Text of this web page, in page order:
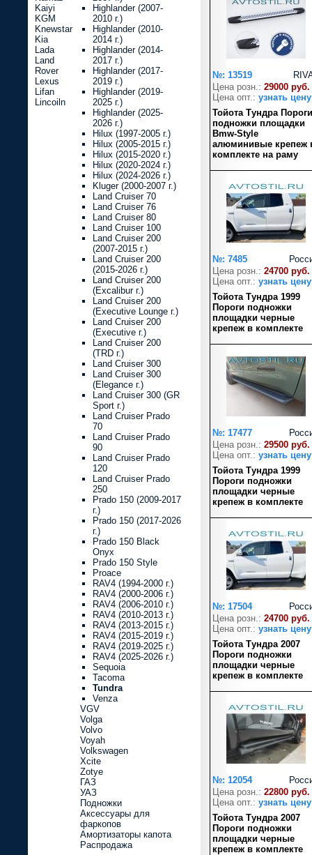
№: 13519
Цена розн.: 29000 руб.
Цена опт.: узнать цену
Тойота Тундра Пороги
подножки площадки
Bmw-Style
алюминивые крепеж
комплекте на раму
№: 7485
Цена розн.: 24700 руб.
Цена опт.: узнать цену
Тойота Тундра 1999
Пороги подножки
площадки черные
крепеж в комплекте
№: 17477
Цена розн.: 29500 руб.
Цена опт.: узнать цену
Тойота Тундра 1999
Пороги подножки
площадки черные
крепеж в комплекте
№: 17504
Цена розн.: 24700 руб.
Цена опт.: узнать цену
Тойота Тундра 2007
Пороги подножки
площадки черные
крепеж в комплекте
№: 12054
Цена розн.: 22800 руб.
Цена опт.: узнать цену
Тойота Тундра 2007
Пороги подножки
площадки черные
крепеж в комплекте
Kaiyi
KGM
Knewstar
Kia
Lada
Land
Rover
Lexus
Lifan
Lincoiln
Highlander (2007-
2010 г.)
Highlander (2010-
2014 г.)
Highlander (2014-
2017 г.)
Highlander (2017-
2019 г.)
Highlander (2019-
2025 г.)
Highlander (2025-
2026 г.)
Hilux (1997-2005 г.)
Hilux (2005-2015 г.)
Hilux (2015-2020 г.)
Hilux (2020-2024 г.)
Hilux (2024-2026 г.)
Kluger (2000-2007 г.)
Land Cruiser 70
Land Cruiser 76
Land Cruiser 80
Land Cruiser 100
Land Cruiser 200
(2007-2015 г.)
Land Cruiser 200
(2015-2026 г.)
Land Cruiser 200
(Excalibur г.)
Land Cruiser 200
(Executive Lounge г.)
Land Cruiser 200
(Executive г.)
Land Cruiser 200
(TRD г.)
Land Cruiser 300
Land Cruiser 300
(Elegance г.)
Land Cruiser 300 (GR
Sport г.)
Land Cruiser Prado
70
Land Cruiser Prado
90
Land Cruiser Prado
120
Land Cruiser Prado
250
Prado 150 (2009-2017
г.)
Prado 150 (2017-2026
г.)
Prado 150 Black
Onyx
Prado 150 Style
Proace
RAV4 (1994-2000 г.)
RAV4 (2000-2006 г.)
RAV4 (2006-2010 г.)
RAV4 (2010-2013 г.)
RAV4 (2013-2015 г.)
RAV4 (2015-2019 г.)
RAV4 (2019-2025 г.)
RAV4 (2025-2026 г.)
Sequoia
Tacoma
Tundra
Venza
VGV
Volga
Volvo
Voyah
Volkswagen
Xcite
Zotye
ГАЗ
УАЗ
Подножки
Аксессуары для
фаркопов
Амортизаторы капота
Распродажа